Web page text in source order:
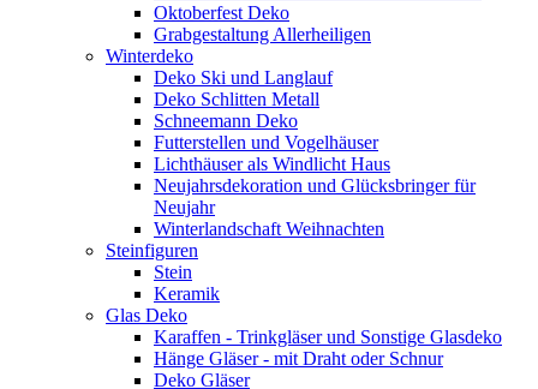
Oktoberfest Deko
Grabgestaltung Allerheiligen
Winterdeko
Deko Ski und Langlauf
Deko Schlitten Metall
Schneemann Deko
Futterstellen und Vogelhäuser
Lichthäuser als Windlicht Haus
Neujahrsdekoration und Glücksbringer für
Neujahr
Winterlandschaft Weihnachten
Steinfiguren
Stein
Keramik
Glas Deko
Karaffen - Trinkgläser und Sonstige Glasdeko
Hänge Gläser - mit Draht oder Schnur
Deko Gläser